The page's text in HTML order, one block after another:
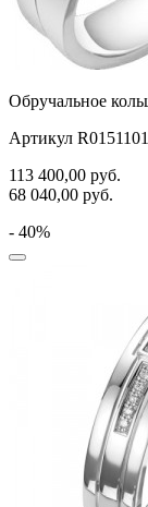
Обручальное
Артикул
113 400,00 руб.
68 040,00 руб.
- 40%